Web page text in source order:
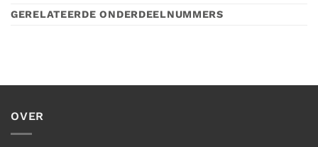
GERELATEERDE ONDERDEELNUMMERS
OVER